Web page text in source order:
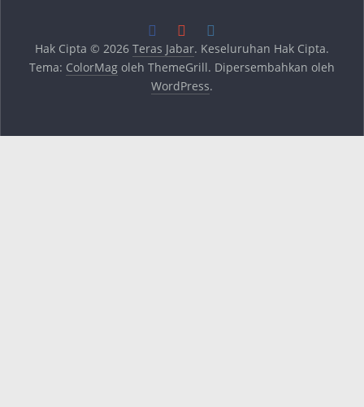
Hak Cipta © 2026 Teras Jabar. Keseluruhan Hak Cipta.
Tema: ColorMagoleh ThemeGrill. Dipersembahkan oleh
WordPress.